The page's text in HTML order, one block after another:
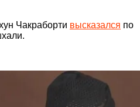
Чакраборти высказался по